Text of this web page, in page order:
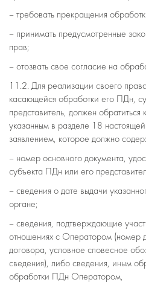
– требовать прекращения
– принимать предусмотренные
прав;
– отозвать свое согласие на
11.2. Для реализации своего
касающейся обработки его ПДн,
представитель, должен
указанным в разделе 18
заявлением, которое должно
– номер основного документа,
субъекта ПДн или его
– сведения о дате выдачи
органе;
– сведения, подтверждающие
отношениях с Оператором (номер
договора, условное словесное
сведения), либо сведения, иным
обработки ПДн Оператором,